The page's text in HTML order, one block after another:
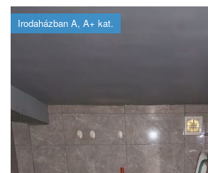
Irodaházban A, A+ kat.